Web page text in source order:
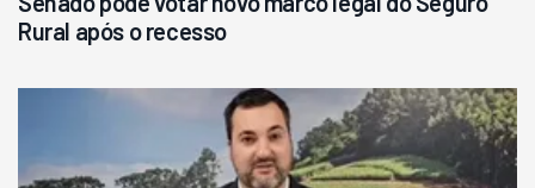
Rural após o recesso